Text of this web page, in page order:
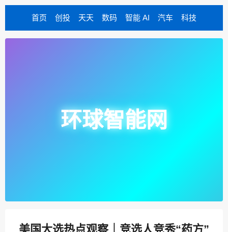
首页 创投 天天 数码 智能 AI 汽车 科技
环球智能网
美国大选热点观察｜竞选人竞秀“药方”